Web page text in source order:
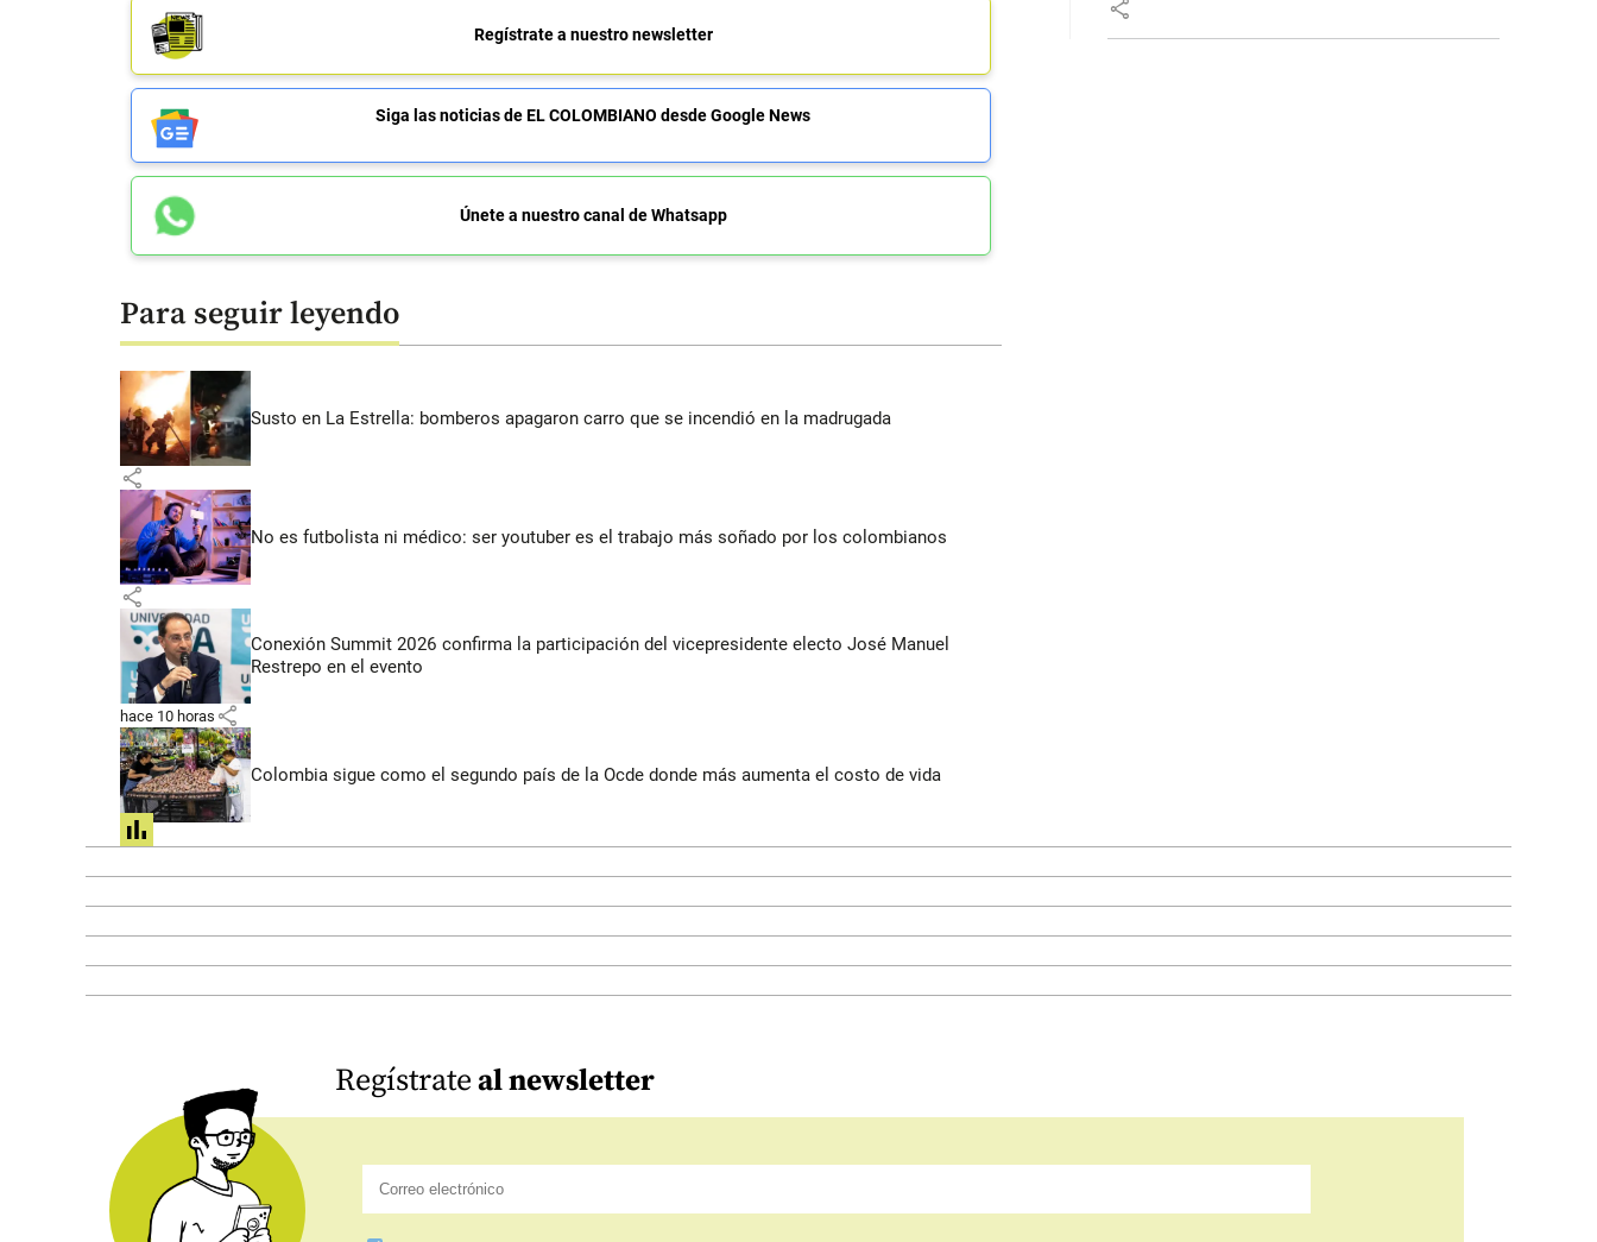
Regístrate a nuestro newsletter
Siga las noticias de EL COLOMBIANO desde Google News
Únete a nuestro canal de Whatsapp
Para seguir leyendo
Susto en La Estrella: bomberos apagaron carro que se incendió en la madrugada
share
No es futbolista ni médico: ser youtuber es el trabajo más soñado por los colombianos
share
Conexión Summit 2026 confirma la participación del vicepresidente electo José Manuel
Restrepo en el evento
hace 10 horas share
Colombia sigue como el segundo país de la Ocde donde más aumenta el costo de vida
share
share
Regístrateal newsletter